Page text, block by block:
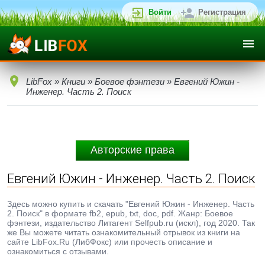
Войти Регистрация
LibFox » Книги » Боевое фэнтези » Евгений Южин -
Инженер. Часть 2. Поиск
Авторские права
Евгений Южин - Инженер. Часть 2. Поиск
Здесь можно купить и скачать "Евгений Южин - Инженер. Часть
2. Поиск" в формате fb2, epub, txt, doc, pdf. Жанр: Боевое
фэнтези, издательство Литагент Selfpub.ru (искл), год 2020. Так
же Вы можете читать ознакомительный отрывок из книги на
сайте LibFox.Ru (ЛибФокс) или прочесть описание и
ознакомиться с отзывами.